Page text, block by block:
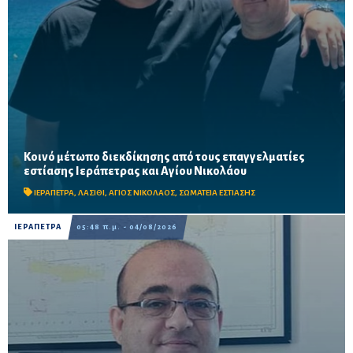
Κοινό μέτωπο διεκδίκησης από τους επαγγελματίες
εστίασης Ιεράπετρας και Αγίου Νικολάου
ΙΕΡΑΠΕΤΡΑ, ΛΑΣΙΘΙ , ΑΓΙΟΣ ΝΙΚΟΛΑΟΣ, ΣΩΜΑΤΕΙΑ ΕΣΤΙΑΣΗΣ
Μιχελαράκης και Γιαπιτζάκης συζήτησαν για τους ελέγχους
ηχορύπανσης, τις επιπτώσεις των έργων στον ΒΟΑΚ και την
οικονομική πίεση στον κλάδο – Στο επίκεντρο η επ...
ΙΕΡΑΠΕΤΡΑ 05:48 π.μ. - 04/08/2026